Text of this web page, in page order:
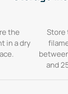
the
in a dry
Store
and